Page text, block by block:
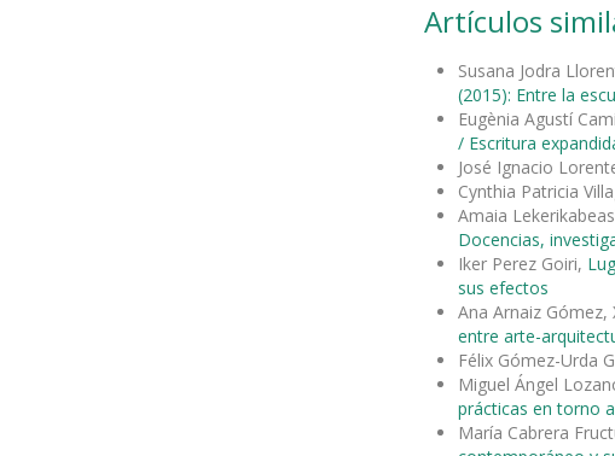
Artículos
Susana Jodra
(2015): Entre la
Eugènia Agustí
/ Escritura
José Ignacio
Cynthia Patricia
Amaia
Docencias,
Iker Perez Goiri,
sus efectos
Ana Arnaiz Gómez,
entre arte-
Félix Gómez-Urda
Miguel Ángel
prácticas en torno
María Cabrera